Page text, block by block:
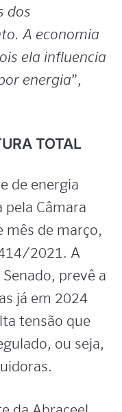
dos
A economia
ela influencia
energia”,
TOTAL
de energia
pela Câmara
mês de março,
2021. A
prevê a
já em 2024
tensão que
ou seja,